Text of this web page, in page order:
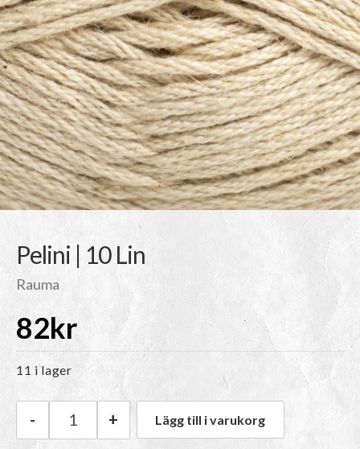
Pelini | 10 Lin
Rauma
82kr
11 i lager
Rauma Pelini | 10 Lin mängd
- + Lägg till i varukorg